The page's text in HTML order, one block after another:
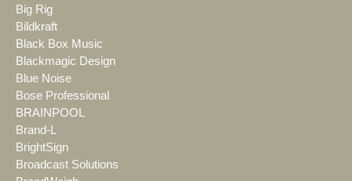
Big Rig
Bildkraft
Black Box Music
Blackmagic Design
Blue Noise
Bose Professional
BRAINPOOL
Brand-L
BrightSign
Broadcast Solutions